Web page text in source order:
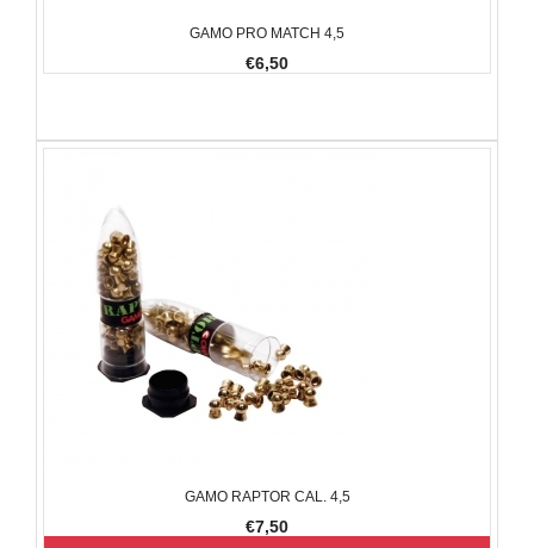
GAMO PRO MATCH 4,5
€6,50
GAMO RAPTOR CAL. 4,5
€7,50